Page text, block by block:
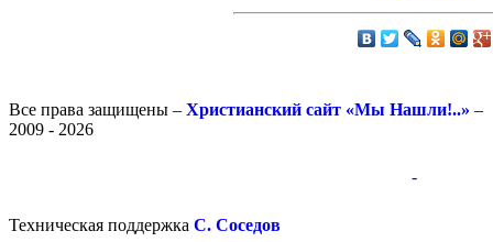
Все права защищены – Христианский сайт «Мы Нашли!..» –
2009 - 2026
-
Техническая поддержка С. Соседов